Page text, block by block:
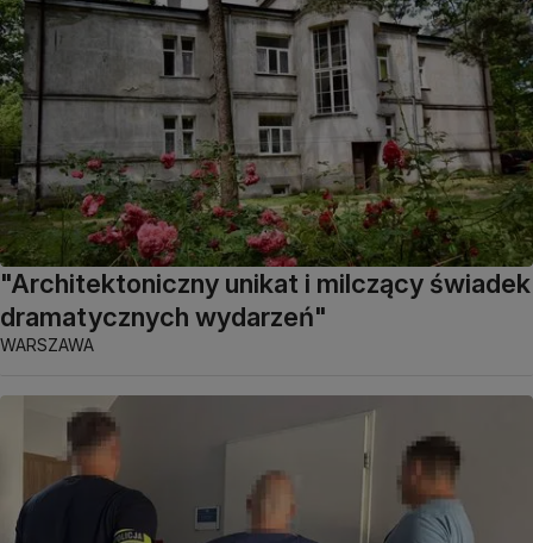
"Architektoniczny unikat i milczący świadek
dramatycznych wydarzeń"
WARSZAWA